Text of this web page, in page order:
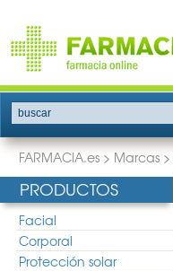
buscar
FARMACIA.es > Marcas >
PRODUCTOS
Facial
Corporal
Protección solar